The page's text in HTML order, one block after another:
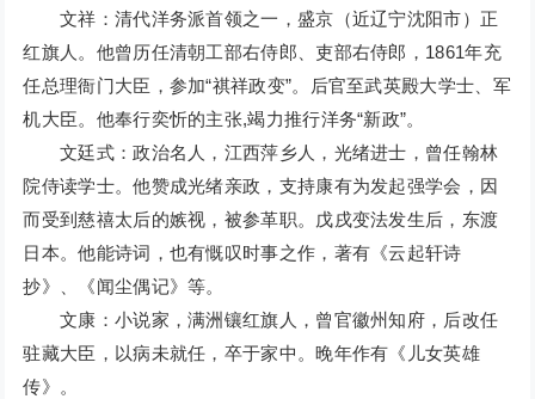
文祥：清代洋务派首领之一，盛京（近辽宁沈阳市）正
红旗人。他曾历任清朝工部右侍郎、吏部右侍郎，1861年充
任总理衙门大臣，参加“祺祥政变”。后官至武英殿大学士、军
机大臣。他奉行奕忻的主张,竭力推行洋务“新政”。
文廷式：政治名人，江西萍乡人，光绪进士，曾任翰林
院侍读学士。他赞成光绪亲政，支持康有为发起强学会，因
而受到慈禧太后的嫉视，被参革职。戊戌变法发生后，东渡
日本。他能诗词，也有慨叹时事之作，著有《云起轩诗
抄》、《闻尘偶记》等。
文康：小说家，满洲镶红旗人，曾官徽州知府，后改任
驻藏大臣，以病未就任，卒于家中。晚年作有《儿女英雄
传》。